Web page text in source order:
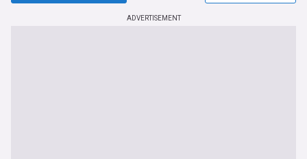
ADVERTISEMENT